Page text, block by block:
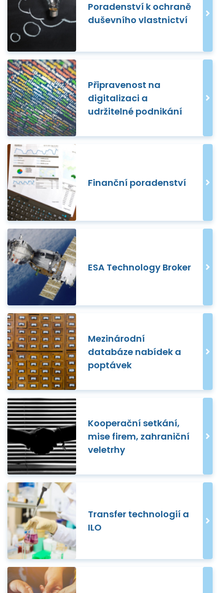
Poradenství k ochraně
duševního vlastnictví
Připravenost na
digitalizaci a
udržitelné podnikání
Finanční poradenství
ESA Technology Broker
Mezinárodní
databáze nabídek a
poptávek
Kooperační setkání,
mise firem, zahraniční
veletrhy
Transfer technologií a
ILO